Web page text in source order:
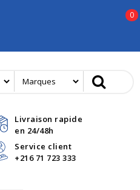
0
Livraison rapide
en 24/48h
Service client
+216 71 723 333